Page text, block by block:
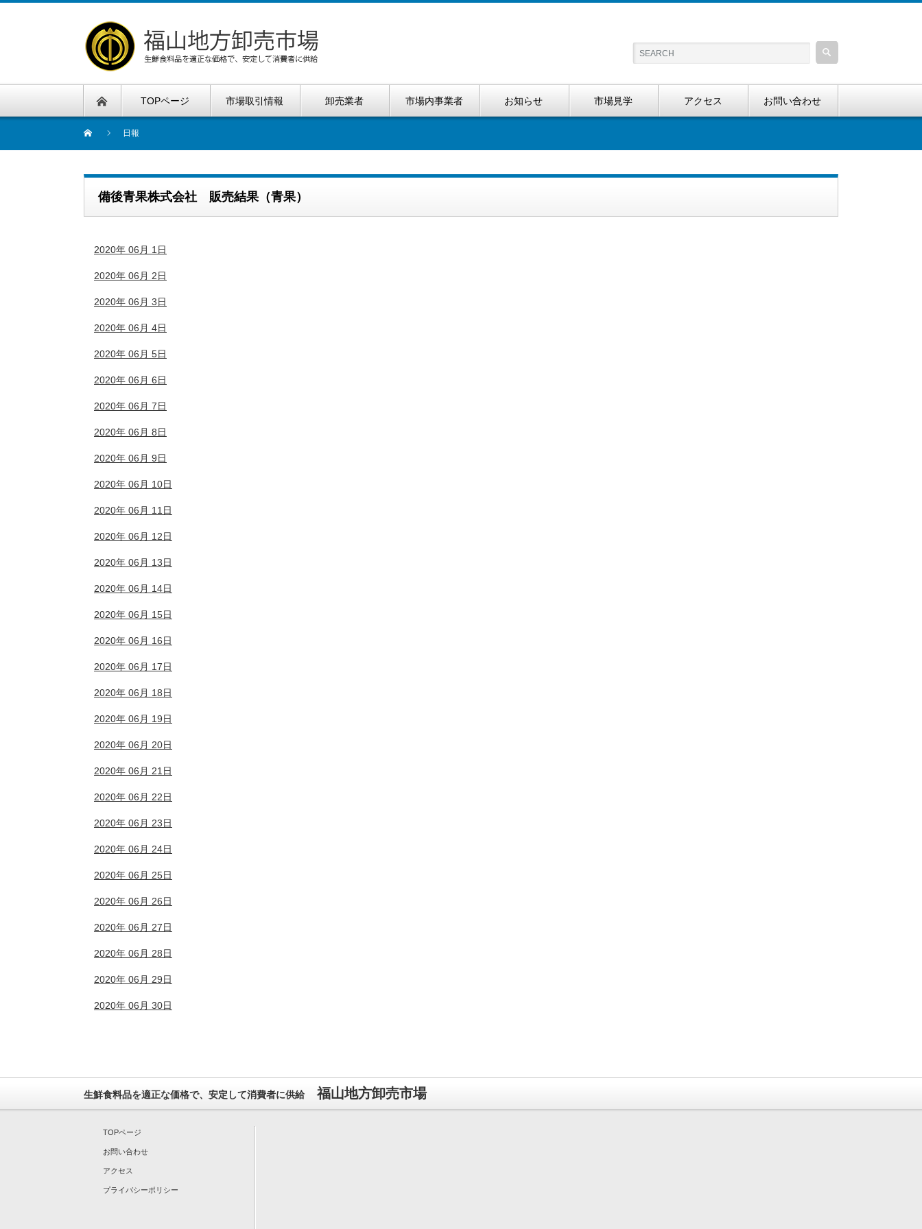
TOPページ 市場取引情報 卸売業者 市場内事業者 お知らせ 市場見学 アクセス お問い合わせ
日報
備後青果株式会社 販売結果（青果）
2020年 06月 1日
2020年 06月 2日
2020年 06月 3日
2020年 06月 4日
2020年 06月 5日
2020年 06月 6日
2020年 06月 7日
2020年 06月 8日
2020年 06月 9日
2020年 06月 10日
2020年 06月 11日
2020年 06月 12日
2020年 06月 13日
2020年 06月 14日
2020年 06月 15日
2020年 06月 16日
2020年 06月 17日
2020年 06月 18日
2020年 06月 19日
2020年 06月 20日
2020年 06月 21日
2020年 06月 22日
2020年 06月 23日
2020年 06月 24日
2020年 06月 25日
2020年 06月 26日
2020年 06月 27日
2020年 06月 28日
2020年 06月 29日
2020年 06月 30日
生鮮食料品を適正な価格で、安定して消費者に供給 福山地方卸売市場
TOPページ
お問い合わせ
アクセス
プライバシーポリシー